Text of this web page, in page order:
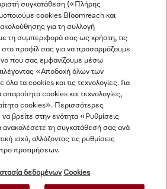
συγκατάθεση («Πλήρης
cookies Bloomreach και
για τη συλλογή
τη συμπεριφορά σας ως χρήστη, τις
στο προφίλ σας για να προσαρμόζουμε
που σας εμφανίζουμε μέσω
«Αποδοχή όλων των
τα cookies και τις τεχνολογίες. Για
cookies και τεχνολογίες,
cookies». Περισσότερες
βρείτε στην ενότητα «Ρυθμίσεις
τη συγκατάθεσή σας ανά
ισχύ, αλλάζοντας τις ρυθμίσεις
προτιμήσεων.
δεδομένων Cookies